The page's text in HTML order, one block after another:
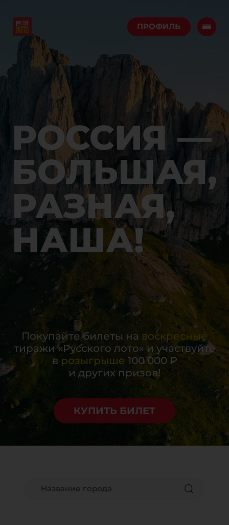
РОССИЯ —
БОЛЬШАЯ,
РАЗНАЯ,
НАША!
Покупайте билеты на воскресные
тиражи «Русского лото» и участвуйте
в розыгрыше 100 000 ₽
и других призов!
КУПИТЬ БИЛЕТ
ПРОФИЛЬ